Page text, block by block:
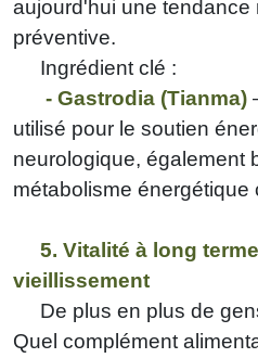
aujourd'hui une tendance
préventive.
Ingrédient clé :
- Gastrodia (Tianma)
utilisé pour le soutien
neurologique, également
métabolisme énergétique
5. Vitalité à long
vieillissement
De plus en plus de
Quel complément